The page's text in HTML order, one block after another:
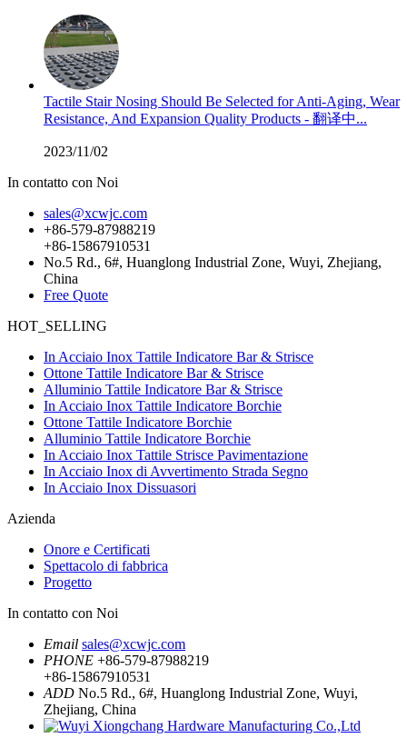
Tactile Stair Nosing Should Be Selected for Anti-Aging, Wear
Resistance, And Expansion Quality Products - 翻译中...
2023/11/02
In contatto con Noi
sales@xcwjc.com
+86-579-87988219
+86-15867910531
No.5 Rd., 6#, Huanglong Industrial Zone, Wuyi, Zhejiang,
China
Free Quote
HOT_SELLING
In Acciaio Inox Tattile Indicatore Bar & Strisce
Ottone Tattile Indicatore Bar & Strisce
Alluminio Tattile Indicatore Bar & Strisce
In Acciaio Inox Tattile Indicatore Borchie
Ottone Tattile Indicatore Borchie
Alluminio Tattile Indicatore Borchie
In Acciaio Inox Tattile Strisce Pavimentazione
In Acciaio Inox di Avvertimento Strada Segno
In Acciaio Inox Dissuasori
Azienda
Onore e Certificati
Spettacolo di fabbrica
Progetto
In contatto con Noi
Email sales@xcwjc.com
PHONE +86-579-87988219
+86-15867910531
ADD No.5 Rd., 6#, Huanglong Industrial Zone, Wuyi,
Zhejiang, China